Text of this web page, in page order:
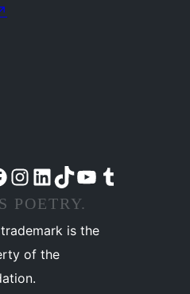
Threads
nostra pagina Facebook
Visita il nostro account Instagram
Visita il nostro account LinkedIn
Visita il nostro account TikTok
Visita il nostro canale YouTube
Visita il nostro account Tumblr
POETRY.
is the
of the